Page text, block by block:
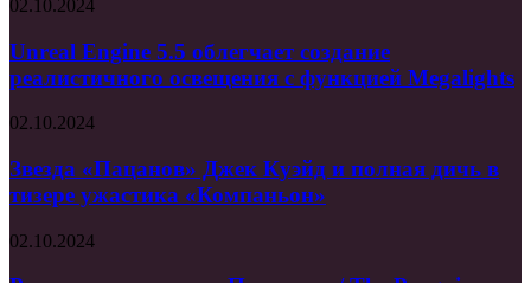
Krafton
5.5
облегчает
создание
освещения
функцией
Megalights
02.10.2024
Unreal Engine 5.5 облегчает создание
реалистичного освещения с функцией Megalights
Звезда
Джек
Куэйд
и
дичь
02.10.2024
Звезда «Пацанов» Джек Куэйд и полная дичь в
тизере ужастика «Компаньон»
Рецензия
02.10.2024